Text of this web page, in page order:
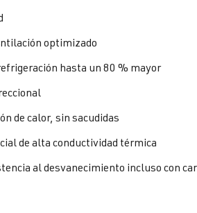
optimizado
hasta un 80 % mayor
de calor, sin sacudidas
de alta conductividad térmica
al desvanecimiento incluso con